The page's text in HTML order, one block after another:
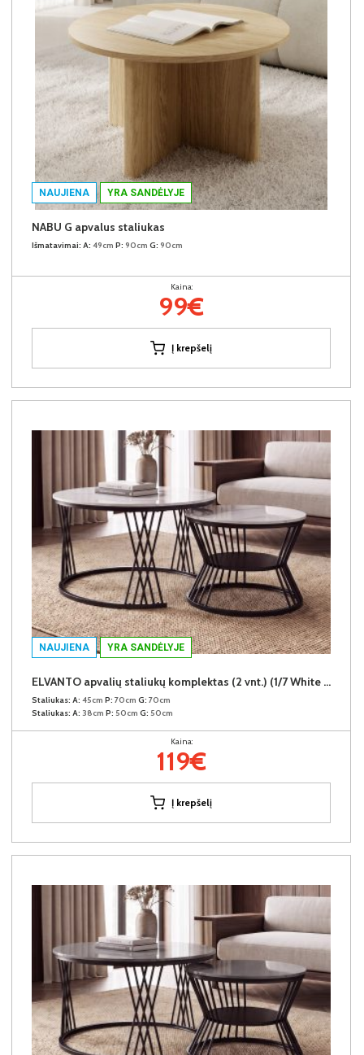
NAUJIENA YRA SANDĖLYJE
NABU G apvalus staliukas
Išmatavimai: A: 49cm P: 90cm G: 90cm
Kaina:
99€
Į krepšelį
NAUJIENA YRA SANDĖLYJE
ELVANTO apvalių staliukų komplektas (2 vnt.) (1/7 White Marble Gloss)
Staliukas: A: 45cm P: 70cm G: 70cm
Staliukas: A: 38cm P: 50cm G: 50cm
Kaina:
119€
Į krepšelį